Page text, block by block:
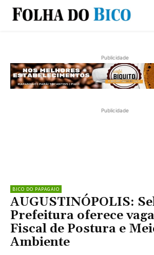
Publicidade
Publicidade
BICO DO PAPAGAIO
AUGUSTINÓPOLIS:
Prefeitura oferece
Fiscal de Postura e
Ambiente